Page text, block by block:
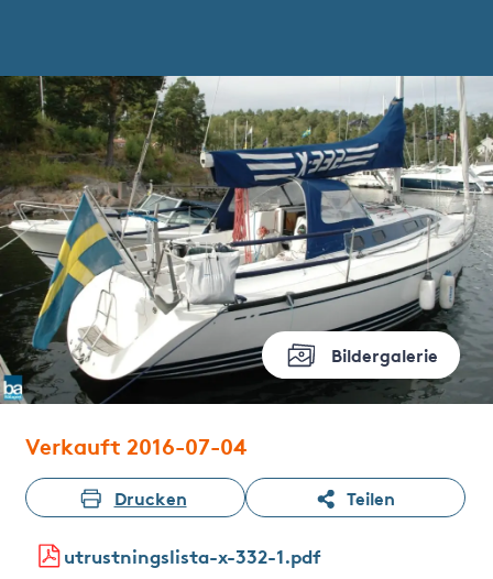
Bildergalerie
Verkauft 2016-07-04
Drucken Teilen
utrustningslista-x-332-1.pdf